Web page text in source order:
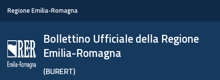
Regione Emilia-Romagna
Bollettino Ufficiale della Regione
Emilia-Romagna
(BURERT)